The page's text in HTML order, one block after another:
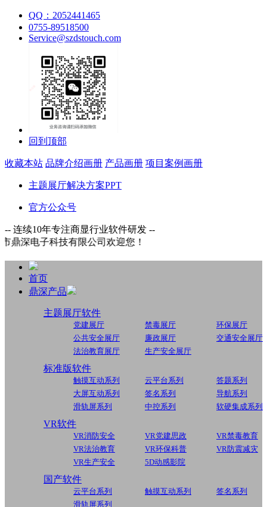
QQ：2052441465
0755-89518500
Service@szdstouch.com
回到顶部
收藏本站 品牌介绍画册 产品画册 项目案例画册
主题展厅解决方案PPT
官方公众号
-- 连续10年专注商显行业软件研发 --
科技有限公司欢迎您！
首页
鼎深产品
主题展厅软件
党建展厅 禁毒展厅
环保展厅
公共安全展厅
廉政展厅
交通安全展厅
法治教育展厅
生产安全展厅
标准版软件
触摸互动系列 云平台系列
答题系列
大屏互动系列
签名系列
导航系列
滑轨屏系列
中控系列 软硬集成系列
VR软件
VR消防安全 VR党建思政
VR禁毒教育
VR法治教育
VR环保科普
VR防震减灾
VR生产安全
5D动感影院
国产软件
云平台系列 触摸互动系列
签名系列
滑轨屏系列